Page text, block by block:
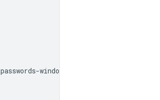
passwords-windows